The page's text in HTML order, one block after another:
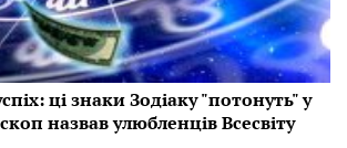
ці знаки Зодіаку "потонуть" у
назвав улюбленців Всесвіту